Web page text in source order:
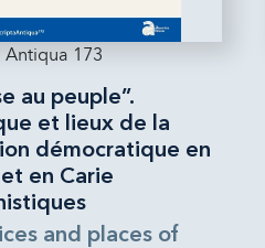
Antiqua 173
au peuple”.
et lieux de la
démocratique en
et en Carie
and places of